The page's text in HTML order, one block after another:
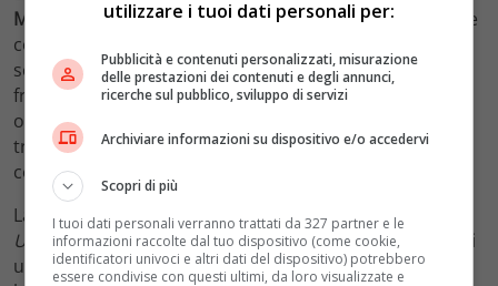
Maurizio
. Con il primo ha chiuso la conoscenza, mentre
con il secondo,
scelto di proseguire. Intanto, mentreCristinasta
frequentando un uomo di nomeGianluca
over arriverà
tra cuiRoberta Di Padua, ma nessuna di loro vorrà
conoscerlo.
La vera notizia clamorosa della nuova registrazione di
Uomini e Donnesarà però rappresentata dal ritorno di
un volto storico:Barbara De Santi. Dopo aver concluso
utilizzare i tuoi dati personali per:
Pubblicità e contenuti personalizzati, misurazione
delle prestazioni dei contenuti e degli annunci,
ricerche sul pubblico, sviluppo di servizi
Archiviare informazioni su dispositivo e/o accedervi
Scopri di più
I tuoi dati personali verranno trattati da 327 partner e le
informazioni raccolte dal tuo dispositivo (come cookie,
identificatori univoci e altri dati del dispositivo) potrebbero
essere condivise con questi ultimi, da loro visualizzate e